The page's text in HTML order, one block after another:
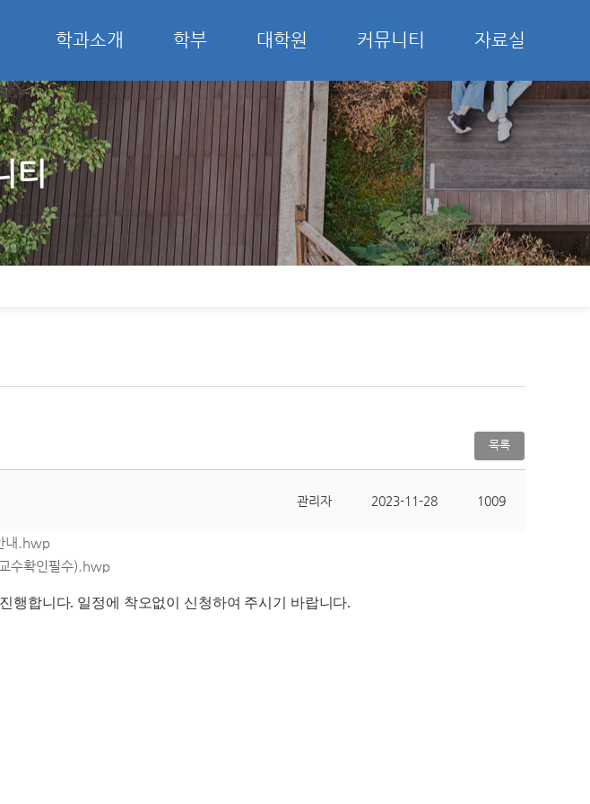
학과소개 학부 대학원 커뮤니티 자료실
티
목록
관리자 2023-11-28 1009
내.hwp
수확인필수).hwp
행합니다. 일정에 착오없이 신청하여 주시기 바랍니다.